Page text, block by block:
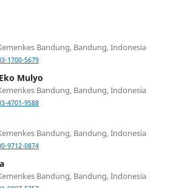
Bandung, Bandung, Indonesia
1700-5679
Mulyo
Bandung, Bandung, Indonesia
4701-9588
Bandung, Bandung, Indonesia
9712-0874
Bandung, Bandung, Indonesia